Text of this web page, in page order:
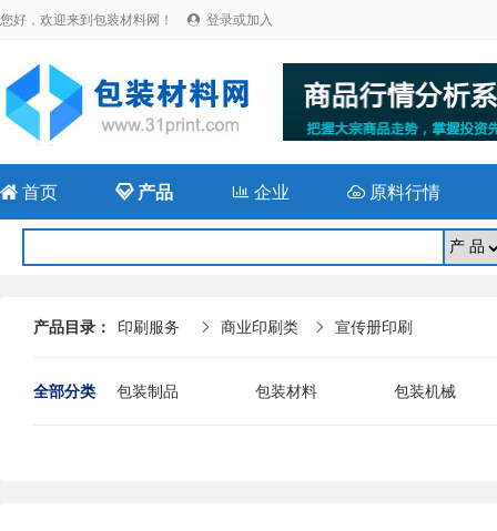
您好，欢迎来到包装材料网！  登录或加入
 首页 产品 企业 原料行情
产品目录： 印刷服务  商业印刷类  宣传册印刷
全部分类 包装制品 包装材料 包装机械